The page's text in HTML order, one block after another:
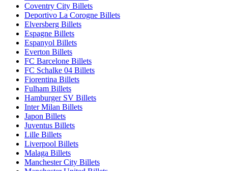
Coventry City Billets
Deportivo La Corogne Billets
Elversberg Billets
Espagne Billets
Espanyol Billets
Everton Billets
FC Barcelone Billets
FC Schalke 04 Billets
Fiorentina Billets
Fulham Billets
Hamburger SV Billets
Inter Milan Billets
Japon Billets
Juventus Billets
Lille Billets
Liverpool Billets
Malaga Billets
Manchester City Billets